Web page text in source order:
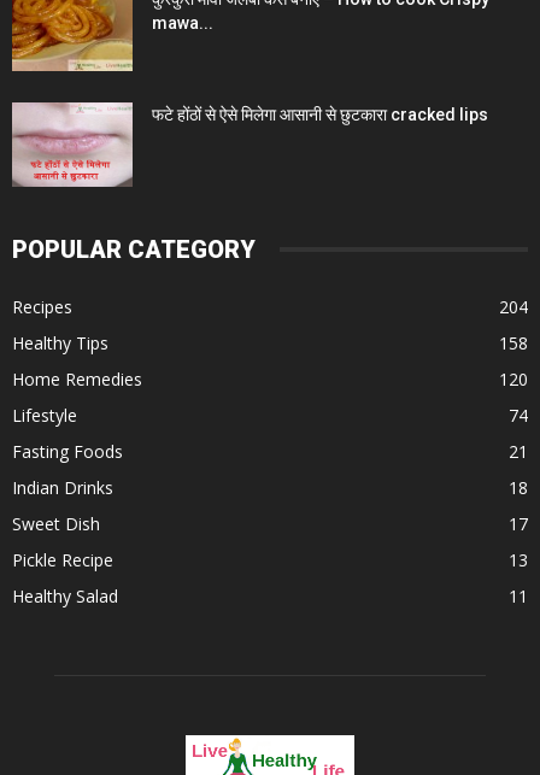
mawa...
फटे होंठों से ऐसे मिलेगा आसानी से छुटकारा cracked lips
POPULAR CATEGORY
Recipes
204
Healthy Tips
158
Home Remedies
120
Lifestyle
74
Fasting Foods
21
Indian Drinks
18
Sweet Dish
17
Pickle Recipe
13
Healthy Salad
11